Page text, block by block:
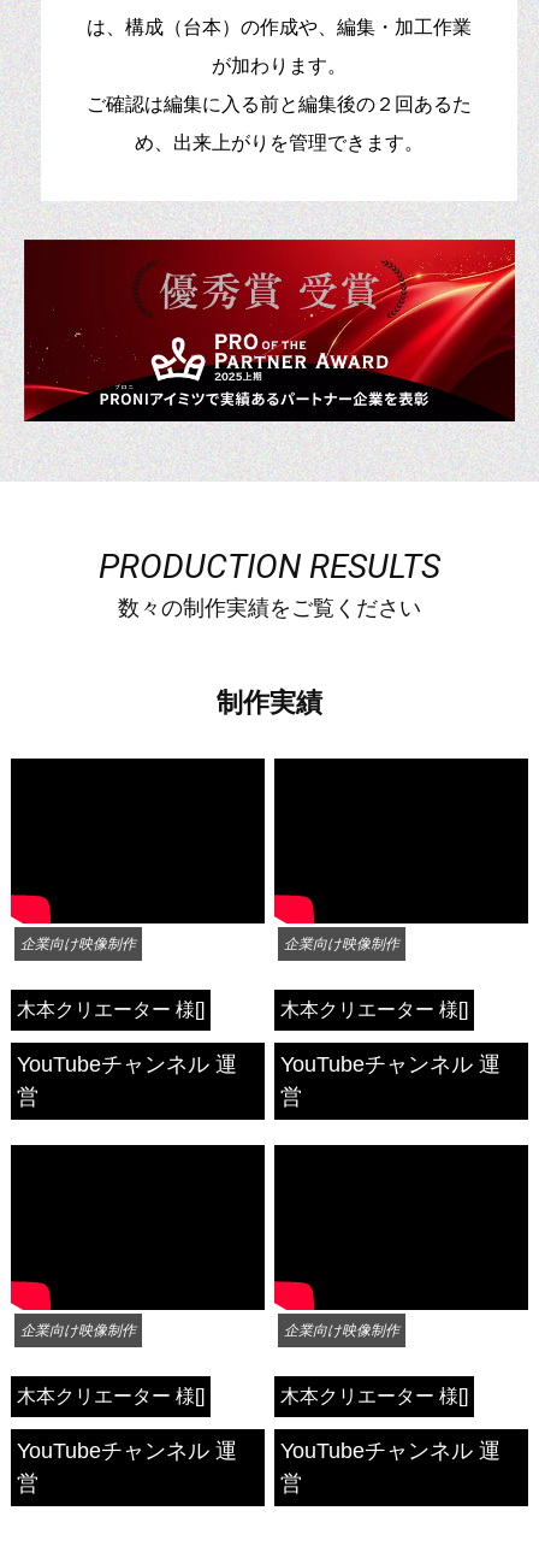
は、構成（台本）の作成や、編集・加工作業
が加わります。
ご確認は編集に入る前と編集後の２回あるた
め、出来上がりを管理できます。
PRODUCTION RESULTS
数々の制作実績をご覧ください
制作実績
企業向け映像制作
木本クリエーター 様[]
YouTubeチャンネル 運
営
企業向け映像制作
木本クリエーター 様[]
YouTubeチャンネル 運
営
企業向け映像制作
木本クリエーター 様[]
YouTubeチャンネル 運
営
企業向け映像制作
木本クリエーター 様[]
YouTubeチャンネル 運
営